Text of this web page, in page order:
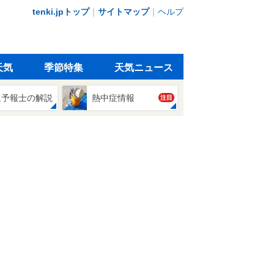
tenki.jpトップ｜ サイトマップ｜ ヘルプ
気 季節特集 天気ニュース
報士の解説 熱中症情報 注目